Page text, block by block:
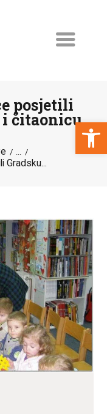
Open toolbar
posjetili
čitaonicu
...
Gradsku...